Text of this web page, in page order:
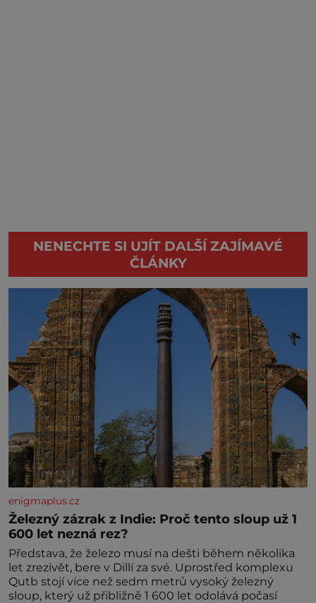
NENECHTE SI UJÍT DALŠÍ ZAJÍMAVÉ
ČLÁNKY
enigmaplus.cz
Železný zázrak z Indie: Proč tento sloup už 1
600 let nezná rez?
Představa, že železo musí na dešti během několika
let zrezivět, bere v Dillí za své. Uprostřed komplexu
Qutb stojí více než sedm metrů vysoký železný
sloup, který už přibližně 1 600 let odolává počasí